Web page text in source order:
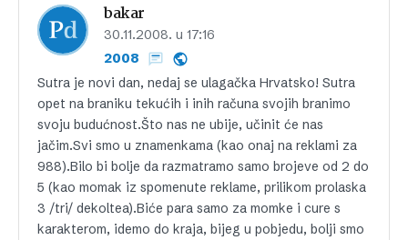
bakar
30.11.2008. u 17:16
2008
Sutra je novi dan, nedaj se ulagačka Hrvatsko! Sutra
opet na braniku tekućih i inih računa svojih branimo
svoju budućnost.Što nas ne ubije, učinit će nas
jačim.Svi smo u znamenkama (kao onaj na reklami za
988).Bilo bi bolje da razmatramo samo brojeve od 2 do
5 (kao momak iz spomenute reklame, prilikom prolaska
3 /tri/ dekoltea).Biće para samo za momke i cure s
karakterom, idemo do kraja, bijeg u pobjedu, bolji smo